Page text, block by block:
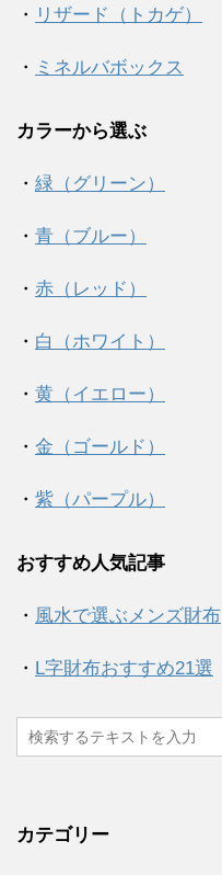
・ リザード（トカゲ）
・ ミネルバボックス
カラーから選ぶ
・ 緑（グリーン）
・ 青（ブルー）
・ 赤（レッド）
・ 白（ホワイト）
・ 黄（イエロー）
・ 金（ゴールド）
・ 紫（パープル）
おすすめ人気記事
・ 風水で選ぶメンズ財布
・ L字財布おすすめ21選
カテゴリー